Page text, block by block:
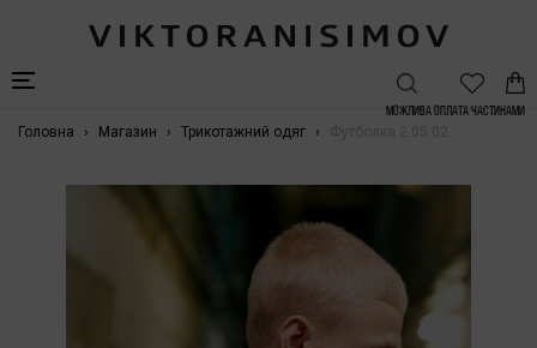
Можлива Оплата частинами
Головна Магазин Трикотажний одяг